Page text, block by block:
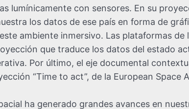
lumínicamente con sensores. En su
los datos de ese país en forma de
ambiente inmersivo. Las plataformas
que traduce los datos del estado
Por último, el eje documental
“Time to act”, de la European Space
ha generado grandes avances en